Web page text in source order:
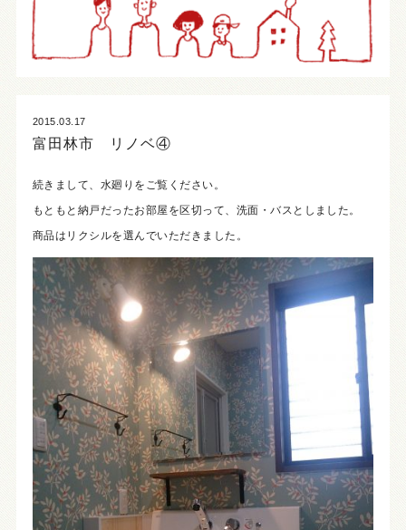
2015.03.17
富田林市 リノベ④
続きまして、水廻りをご覧ください。
もともと納戸だったお部屋を区切って、洗面・バスとしました。
商品はリクシルを選んでいただきました。